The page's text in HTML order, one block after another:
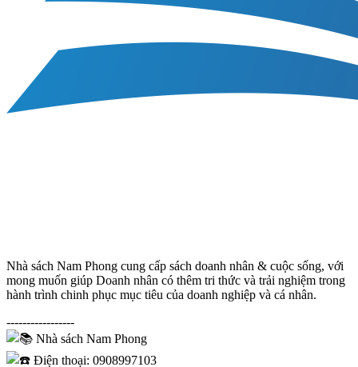
Nhà sách Nam Phong cung cấp sách doanh nhân & cuộc sống, với
mong muốn giúp Doanh nhân có thêm tri thức và trải nghiệm trong
hành trình chinh phục mục tiêu của doanh nghiệp và cá nhân.
-----------------
Nhà sách Nam Phong
Điện thoại: 0908997103